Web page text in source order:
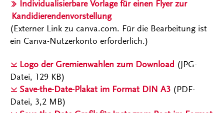
Individualisierbare Vorlage für einen Flyer zur
Kandidierendenvorstellung
(Externer Link zu canva.com. Für die Bearbeitung ist
ein Canva-Nutzerkonto erforderlich.)
Logo der Gremienwahlen zum Download (JPG-
Datei, 129 KB)
Save-the-Date-Plakat im Format DIN A3 (PDF-
Datei, 3,2 MB)